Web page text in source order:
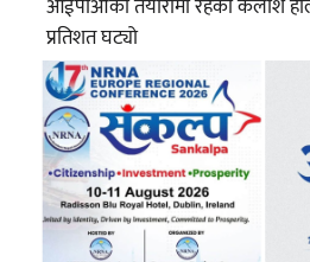
आईपीओको तयारीमा रहेको कैलाश
प्रतिशत घट्यो